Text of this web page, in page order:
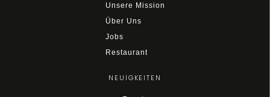
Unsere Mission
Über Uns
Jobs
Restaurant
NEUIGKEITEN